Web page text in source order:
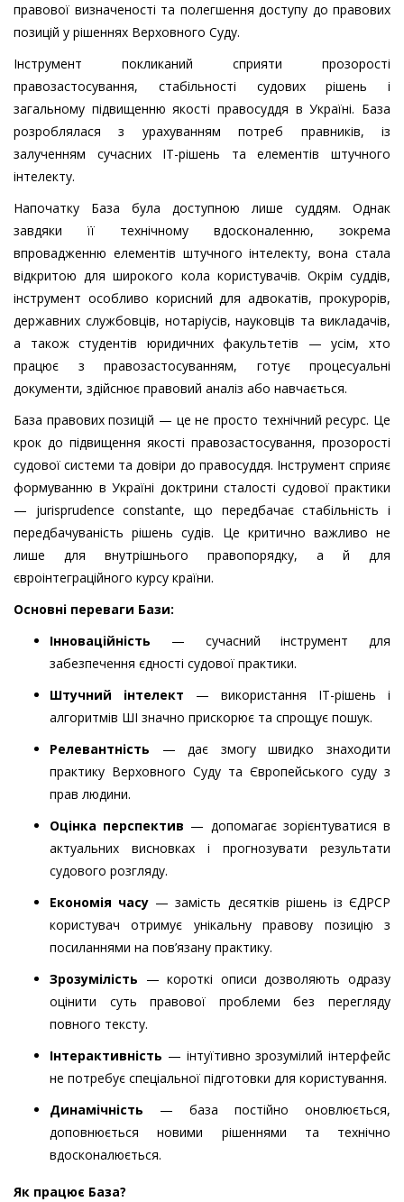
правової визначеності та полегшення доступу до правових
позицій у рішеннях Верховного Суду.
Інструмент покликаний сприяти прозорості
правозастосування, стабільності судових рішень і
загальному підвищенню якості правосуддя в Україні. База
розроблялася з урахуванням потреб правників, із
залученням сучасних ІТ-рішень та елементів штучного
інтелекту.
Напочатку База була доступною лише суддям. Однак
завдяки її технічному вдосконаленню, зокрема
впровадженню елементів штучного інтелекту, вона стала
відкритою для широкого кола користувачів. Окрім суддів,
інструмент особливо корисний для адвокатів, прокурорів,
державних службовців, нотаріусів, науковців та викладачів,
а також студентів юридичних факультетів — усім, хто
працює з правозастосуванням, готує процесуальні
документи, здійснює правовий аналіз або навчається.
База правових позицій — це не просто технічний ресурс. Це
крок до підвищення якості правозастосування, прозорості
судової системи та довіри до правосуддя. Інструмент сприяє
формуванню в Україні доктрини сталості судової практики
— jurisprudence constante, що передбачає стабільність і
передбачуваність рішень судів. Це критично важливо не
лише для внутрішнього правопорядку, а й для
євроінтеграційного курсу країни.
Основні переваги Бази:
Інноваційність — сучасний інструмент для
забезпечення єдності судової практики.
Штучний інтелект — використання ІТ-рішень і
алгоритмів ШІ значно прискорює та спрощує пошук.
Релевантність — дає змогу швидко знаходити
практику Верховного Суду та Європейського суду з
прав людини.
Оцінка перспектив — допомагає зорієнтуватися в
актуальних висновках і прогнозувати результати
судового розгляду.
Економія часу — замість десятків рішень із ЄДРСР
користувач отримує унікальну правову позицію з
посиланнями на пов’язану практику.
Зрозумілість — короткі описи дозволяють одразу
оцінити суть правової проблеми без перегляду
повного тексту.
Інтерактивність — інтуїтивно зрозумілий інтерфейс
не потребує спеціальної підготовки для користування.
Динамічність — база постійно оновлюється,
доповнюється новими рішеннями та технічно
вдосконалюється.
Як працює База?